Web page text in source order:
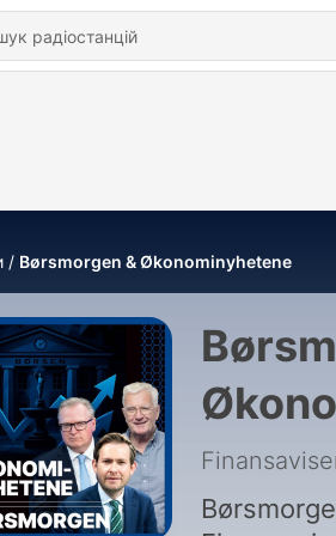
Børsmorgen & Økonominyhetene